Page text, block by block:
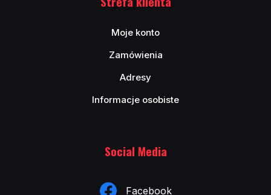
Moje konto
Zamówienia
Adresy
Informacje osobiste
Social Media
Facebook